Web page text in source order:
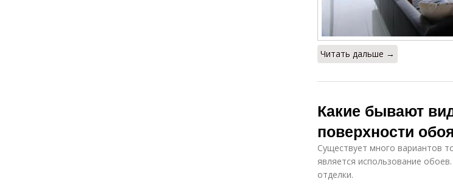
Читать дальше →
Какие бывают
поверхности
Существует много вариантов
является использование
отделки.